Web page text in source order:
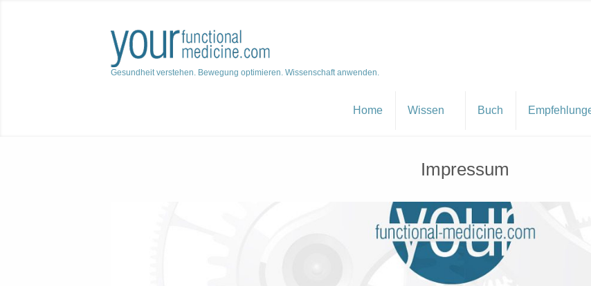
Gesundheit verstehen. Bewegung optimieren. Wissenschaft anwenden.
Home Wissen Buch
Impressum